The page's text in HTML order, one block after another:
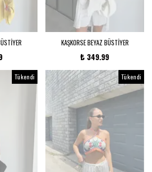
KAŞKORSE BEYAZ BÜSTİYER
₺ 349.99
Tükendi Tükendi